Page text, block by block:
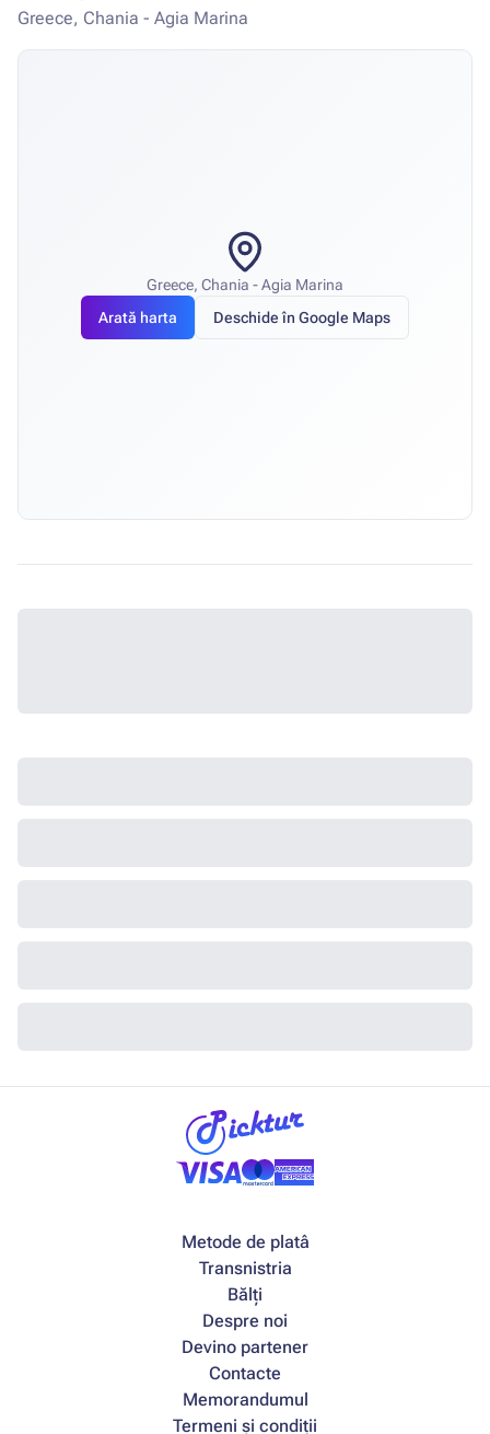
Greece, Chania - Agia Marina
Greece, Chania - Agia Marina
Arată harta
Deschide în Google Maps
Metode de platâ
Transnistria
Bălți
Despre noi
Devino partener
Contacte
Memorandumul
Termeni și condiții